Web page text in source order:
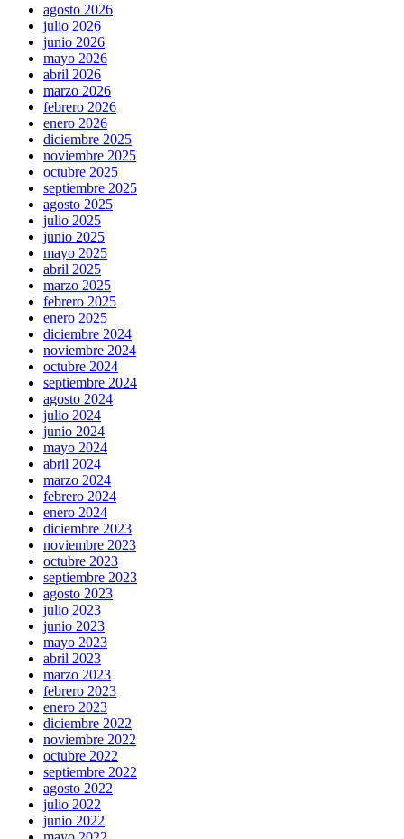
agosto 2026
julio 2026
junio 2026
mayo 2026
abril 2026
marzo 2026
febrero 2026
enero 2026
diciembre 2025
noviembre 2025
octubre 2025
septiembre 2025
agosto 2025
julio 2025
junio 2025
mayo 2025
abril 2025
marzo 2025
febrero 2025
enero 2025
diciembre 2024
noviembre 2024
octubre 2024
septiembre 2024
agosto 2024
julio 2024
junio 2024
mayo 2024
abril 2024
marzo 2024
febrero 2024
enero 2024
diciembre 2023
noviembre 2023
octubre 2023
septiembre 2023
agosto 2023
julio 2023
junio 2023
mayo 2023
abril 2023
marzo 2023
febrero 2023
enero 2023
diciembre 2022
noviembre 2022
octubre 2022
septiembre 2022
agosto 2022
julio 2022
junio 2022